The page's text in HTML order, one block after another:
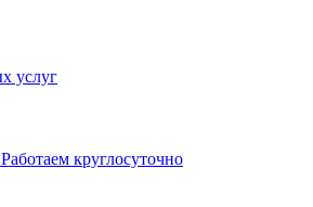
Работаем круглосуточно